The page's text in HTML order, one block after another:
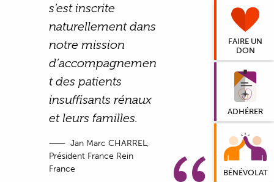
FAIRE UN
DON
ADHÉRER
BÉNÉVOLAT
s’est inscrite
naturellement dans
notre mission
d’accompagnemen
t des patients
insuffisants rénaux
et leurs familles.
Jan Marc CHARREL,
Président France Rein
France